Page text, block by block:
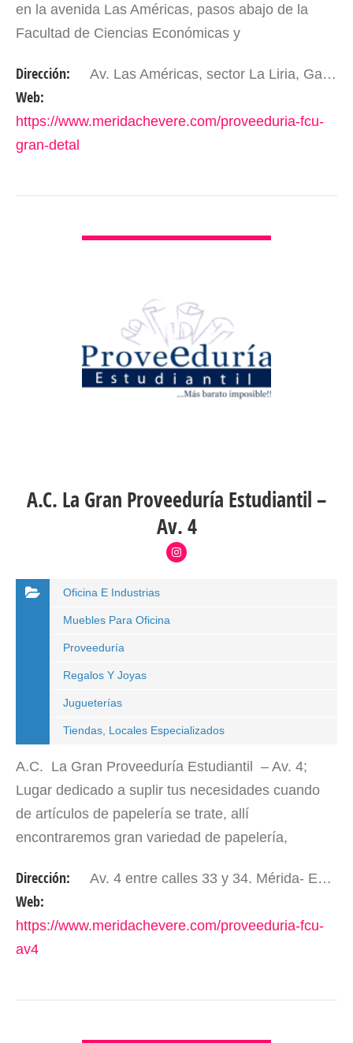
en la avenida Las Américas, pasos abajo de la
Facultad de Ciencias Económicas y
sitio…
Dirección: Av. Las Américas, sector La Liria, Galpón AC. Mérida- Edo. Mérida. Venezuela.
Web:
https://www.meridachevere.com/proveeduria-fcu-
gran-detal
A.C. La Gran Proveeduría Estudiantil –
Av. 4
Oficina E Industrias
Muebles Para Oficina
Proveeduría
Regalos Y Joyas
Jugueterías
Tiendas, Locales Especializados
A.C. La Gran Proveeduría Estudiantil – Av. 4;
Lugar dedicado a suplir tus necesidades cuando
de artículos de papelería se trate, allí
encontraremos gran variedad de papelería,
bolígrafos…
Dirección: Av. 4 entre calles 33 y 34. Mérida- Edo. Mérida. Venezuela.
Web:
https://www.meridachevere.com/proveeduria-fcu-
av4